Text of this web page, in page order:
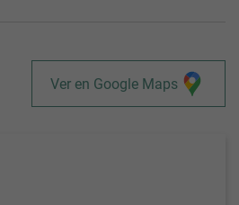
Ver en Google Maps